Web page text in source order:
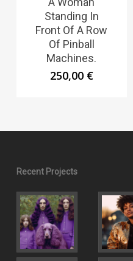
Standing In
Front Of A Row
Of Pinball
Machines.
250,00 €
Recent Projects